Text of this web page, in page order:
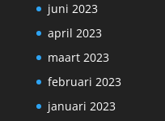
juni 2023
april 2023
maart 2023
februari 2023
januari 2023